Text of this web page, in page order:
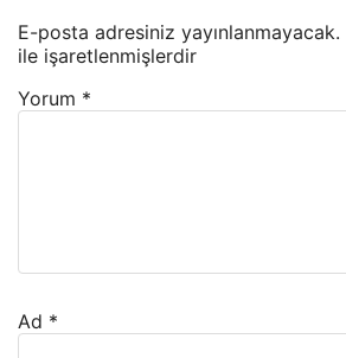
E-posta adresiniz yayınlanmayacak.
ile işaretlenmişlerdir
Yorum *
Ad *